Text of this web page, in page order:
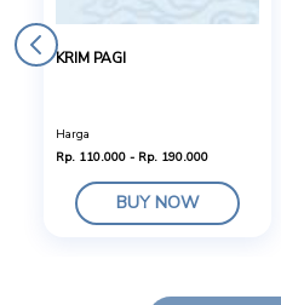
KRIM PAGI
Harga
Rp. 110.000 - Rp. 190.000
BUY NOW